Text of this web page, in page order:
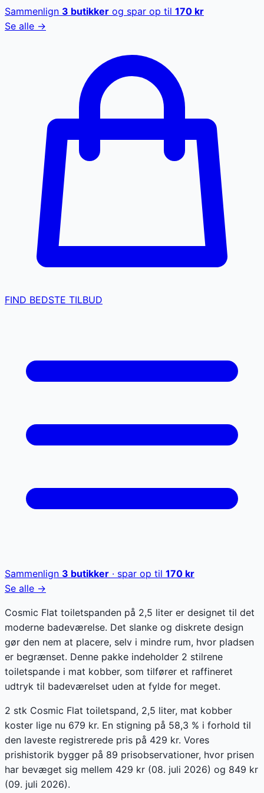
Sammenlign 3 butikker og spar op til 170 kr
Se alle →
FIND BEDSTE TILBUD
Sammenlign 3 butikker · spar op til 170 kr
Se alle →
Cosmic Flat toiletspanden på 2,5 liter er designet til det
moderne badeværelse. Det slanke og diskrete design
gør den nem at placere, selv i mindre rum, hvor pladsen
er begrænset. Denne pakke indeholder 2 stilrene
toiletspande i mat kobber, som tilfører et raffineret
udtryk til badeværelset uden at fylde for meget.
2 stk Cosmic Flat toiletspand, 2,5 liter, mat kobber
koster lige nu 679 kr. En stigning på 58,3 % i forhold til
den laveste registrerede pris på 429 kr. Vores
prishistorik bygger på 89 prisobservationer, hvor prisen
har bevæget sig mellem 429 kr (08. juli 2026) og 849 kr
(09. juli 2026).